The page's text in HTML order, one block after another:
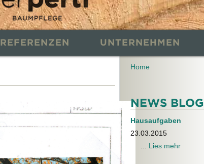
REFERENZEN UNTERNEHMEN
Home
NEWS BLOG
Hausaufgaben
23.03.2015
Lies mehr